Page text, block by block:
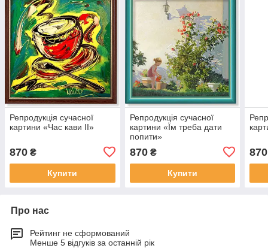
Репродукція сучасної
картини «Час кави II»
870 ₴
Купити
Репродукція сучасної
картини «Їм треба дати
попити»
870₴
Купити
870
Про нас
Рейтинг не сформований
Менше 5 відгуків за останній рік